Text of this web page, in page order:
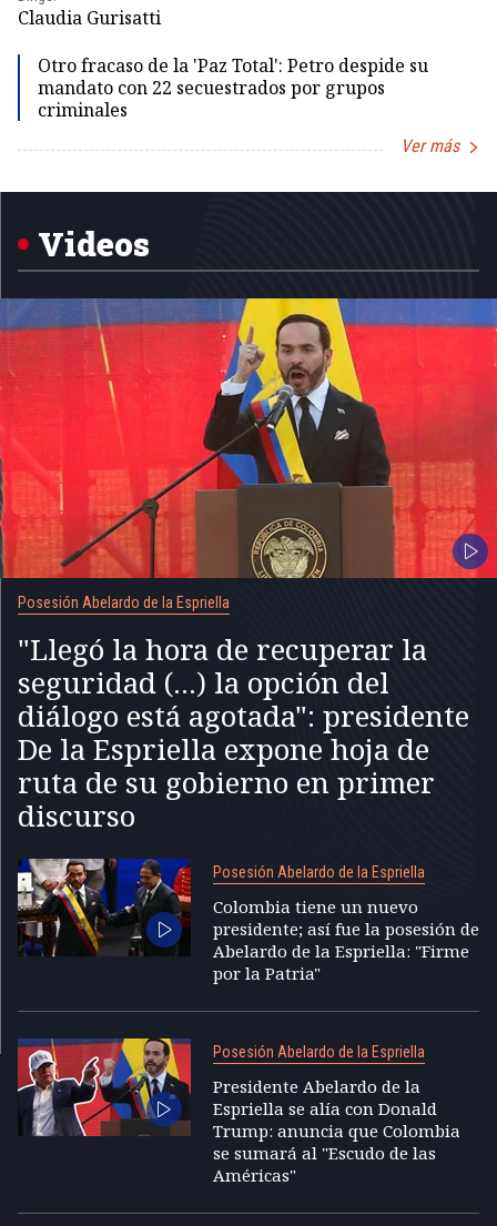
Claudia Gurisatti
Otro fracaso de la 'Paz Total': Petro despide su
mandato con 22 secuestrados por grupos
criminales
Ver más
1
Videos
Posesión Abelardo de la Espriella
"Llegó la hora de recuperar la
seguridad (...) la opción del
diálogo está agotada": presidente
De la Espriella expone hoja de
ruta de su gobierno en primer
discurso
Posesión Abelardo de la Espriella
Colombia tiene un nuevo
presidente; así fue la posesión de
Abelardo de la Espriella: "Firme
por la Patria"
Posesión Abelardo de la Espriella
Presidente Abelardo de la
Espriella se alía con Donald
Trump: anuncia que Colombia
se sumará al "Escudo de las
Américas"